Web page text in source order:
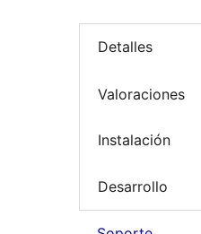
Detalles
Valoraciones
Instalación
Desarrollo